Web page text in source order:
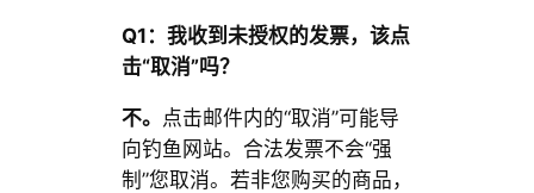
Q1：我收到未授权的发票，该点
击“取消”吗？
不。 点击邮件内的“取消”可能导
向钓鱼网站。合法发票不会“强
制”您取消。若非您购买的商品，